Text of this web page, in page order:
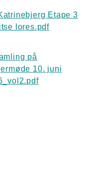
Etape 3
lores.pdf
på
10. juni